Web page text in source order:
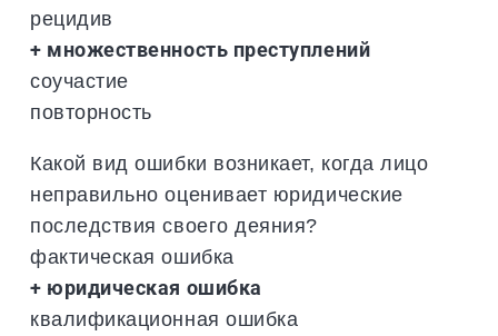
рецидив
+ множественность преступлений
соучастие
повторность
Какой вид ошибки возникает, когда лицо
неправильно оценивает юридические
последствия своего деяния?
фактическая ошибка
+ юридическая ошибка
квалификационная ошибка